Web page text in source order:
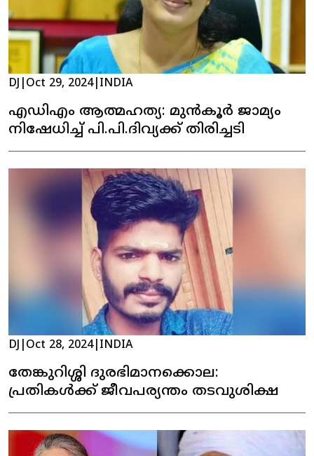
DJ Oct 29, 2024| INDIA
എഡിഎം ആത്മഹത്യ: മുൻകൂർ ജാമ്യം
നിഷേധിച്ച് പി.പി.ദിവ്യക്ക് തിരിച്ചടി
DJ Oct 28, 2024| INDIA
തേങ്കുറിശ്ശി ദുരഭിമാനക്കൊല:
പ്രതികള്‍ക്ക് ജീവപര്യന്തം തടവുശിക്ഷ